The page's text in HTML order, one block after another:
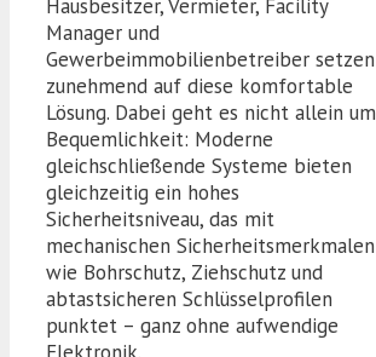
Hausbesitzer, Vermieter, Facility
Manager und
Gewerbeimmobilienbetreiber setzen
zunehmend auf diese komfortable
Lösung. Dabei geht es nicht allein um
Bequemlichkeit: Moderne
gleichschließende Systeme bieten
gleichzeitig ein hohes
Sicherheitsniveau, das mit
mechanischen Sicherheitsmerkmalen
wie Bohrschutz, Ziehschutz und
abtastsicheren Schlüsselprofilen
punktet – ganz ohne aufwendige